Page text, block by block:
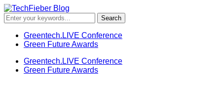
Greentech.LIVE Conference
Green Future Awards
Greentech.LIVE Conference
Green Future Awards